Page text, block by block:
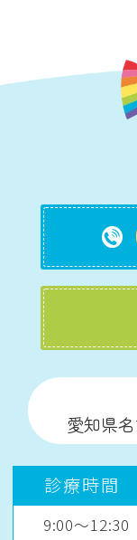
愛知県
診療時間
9:00～12:30